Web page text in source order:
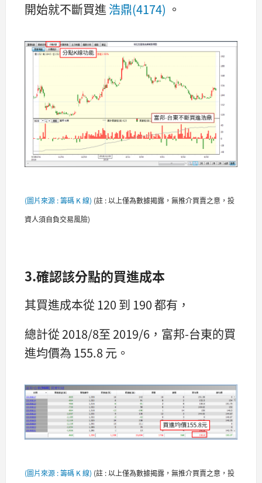
開始就不斷買進 浩鼎(4174) 。
(圖片來源 : 籌碼 K 線) (註 : 以上僅為數據揭露，無推介買賣之意，投
資人須自負交易風險)
3.確認該分點的買進成本
其買進成本從 120 到 190 都有，
總計從 2018/8至 2019/6，富邦-台東的買
進均價為 155.8 元。
(圖片來源 : 籌碼 K 線) (註 : 以上僅為數據揭露，無推介買賣之意，投